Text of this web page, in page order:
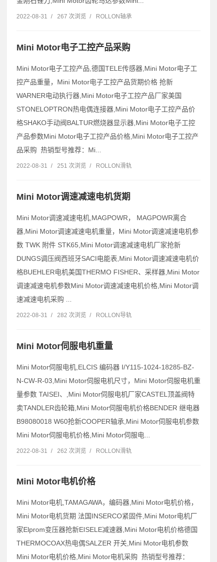
2022-08-31 / 267 次浏览 / ROLLON轴承
Mini Motor电子工控产品采购
Mini Motor电子工控产品,德国TELE传感器,Mini Motor电子工
控产品重量，Mini Motor电子工控产品货期价格 抢新
WARNER电动执行器,Mini Motor电子工控产品厂家美国
STONELOPTRON热电偶连接器,Mini Motor电子工控产品价
格SHAKO手动阀BALTUR燃烧器显示器,Mini Motor电子工控
产品参数Mini Motor电子工控产品价格,Mini Motor电子工控产
品采购 热销型号推荐：Mi...
2022-08-31 / 251 次浏览 / ROLLON滑轨
Mini Motor调速减速电机货期
Mini Motor调速减速电机,MAGPOWR， MAGPOWR离合
器,Mini Motor调速减速电机重量，Mini Motor调速减速电机参
数 TWK 附件 STK65,Mini Motor调速减速电机厂家抢新
DUNGS调压阀西班牙SACI电能表,Mini Motor调速减速电机价
格BUEHLER电机美国THERMO FISHER、采样器,Mini Motor
调速减速电机参数Mini Motor调速减速电机价格,Mini Motor调
速减速电机采购 ...
2022-08-31 / 282 次浏览 / ROLLON导轨
Mini Motor伺服电机重量
Mini Motor伺服电机,ELCIS 编码器 I/Y115-1024-18285-BZ-
N-CW-R-03,Mini Motor伺服电机尺寸，Mini Motor伺服电机重
量参数 TAISEI、,Mini Motor伺服电机厂家CASTEL顶盖阀特
卖TANDLER齿轮箱,Mini Motor伺服电机价格BENDER 继电器
B98080018 W60抢新COOPER轴承,Mini Motor伺服电机参数
Mini Motor伺服电机价格,Mini Motor伺服电...
2022-08-31 / 262 次浏览 / ROLLON滑轨
Mini Motor电机价格
Mini Motor电机,TAMAGAWA，编码器,Mini Motor电机价格，
Mini Motor电机货期 法国INSERCO紧固件,Mini Motor电机厂
家Elprom变压器抢新EISELE减速器,Mini Motor电机价格德国
THERMOCOAX热电偶SALZER 开关,Mini Motor电机参数
Mini Motor电机价格,Mini Motor电机采购 热销型号推荐：